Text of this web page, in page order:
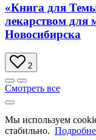
«Книга для
лекарством для
Новосибирска
2
Смотреть все
Мы используем
стабильно.